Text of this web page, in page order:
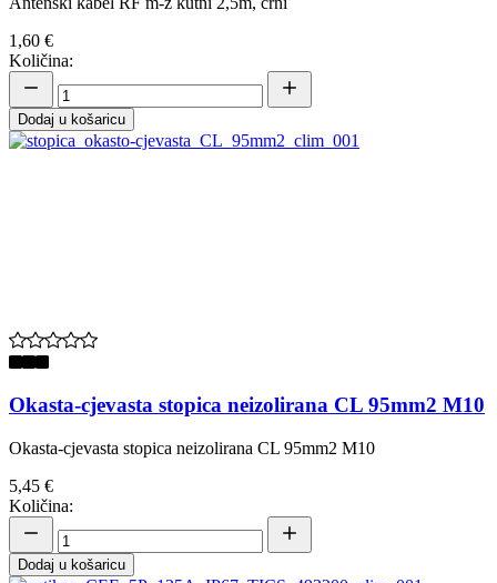
1,60 €
Količina:
Dodaj u košaricu
Okasta-cjevasta stopica neizolirana CL 95mm2 M10
Okasta-cjevasta stopica neizolirana CL 95mm2 M10
5,45 €
Količina:
Dodaj u košaricu